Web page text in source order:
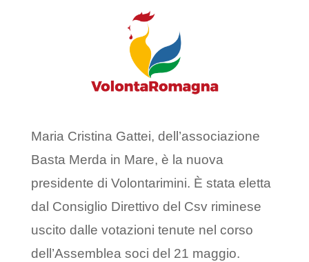
Maria Cristina Gattei, dell’associazione
Basta Merda in Mare, è la nuova
presidente di Volontarimini. È stata eletta
dal Consiglio Direttivo del Csv riminese
uscito dalle votazioni tenute nel corso
dell’Assemblea soci del 21 maggio.